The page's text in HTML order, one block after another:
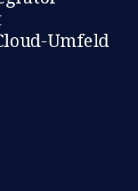
Umfeld